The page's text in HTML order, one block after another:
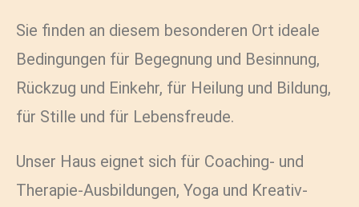
Sie finden an diesem besonderen Ort ideale
Bedingungen für Begegnung und Besinnung,
Rückzug und Einkehr, für Heilung und Bildung,
für Stille und für Lebensfreude.
Unser Haus eignet sich für Coaching- und
Therapie-Ausbildungen, Yoga und Kreativ-